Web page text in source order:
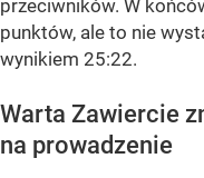
przeciwników. W
punktów, ale to nie
wynikiem 25:22.
Warta Zawiercie
na prowadzenie